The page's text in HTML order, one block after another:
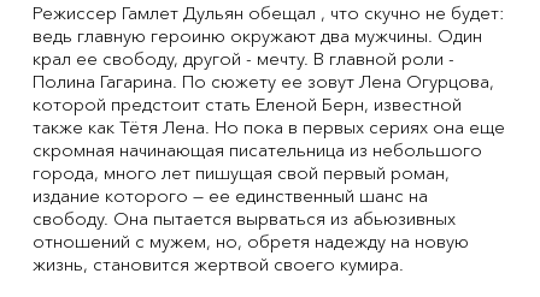
Режиссер Гамлет Дульян обещал , что скучно не будет:
ведь главную героиню окружают два мужчины. Один
крал ее свободу, другой - мечту. В главной роли -
Полина Гагарина. По сюжету ее зовут Лена Огурцова,
которой предстоит стать Еленой Берн, известной
также как Тётя Лена. Но пока в первых сериях она еще
скромная начинающая писательница из небольшого
города, много лет пишущая свой первый роман,
издание которого — ее единственный шанс на
свободу. Она пытается вырваться из абьюзивных
отношений с мужем, но, обретя надежду на новую
жизнь, становится жертвой своего кумира.